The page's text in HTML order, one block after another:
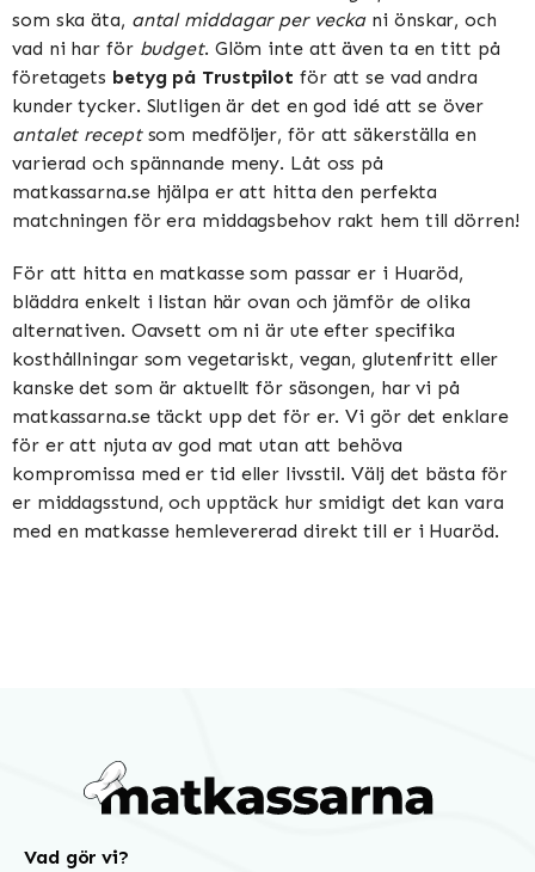
som ska äta, antal middagar per veckani önskar, och
vad ni har för budget. Glöm inte att även ta en titt på
företagets betyg på Trustpilot för att se vad andra
kunder tycker. Slutligen är det en god idé att se över
antalet receptsom medföljer, för att säkerställa en
varierad och spännande meny. Låt oss på
matkassarna.se hjälpa er att hitta den perfekta
matchningen för era middagsbehov rakt hem till dörren!
För att hitta en matkasse som passar er i Huaröd,
bläddra enkelt i listan här ovan och jämför de olika
alternativen. Oavsett om ni är ute efter specifika
kosthållningar som vegetariskt, vegan, glutenfritt eller
kanske det som är aktuellt för säsongen, har vi på
matkassarna.se täckt upp det för er. Vi gör det enklare
för er att njuta av god mat utan att behöva
kompromissa med er tid eller livsstil. Välj det bästa för
er middagsstund, och upptäck hur smidigt det kan vara
med en matkasse hemlevererad direkt till er i Huaröd.
Vad gör vi?